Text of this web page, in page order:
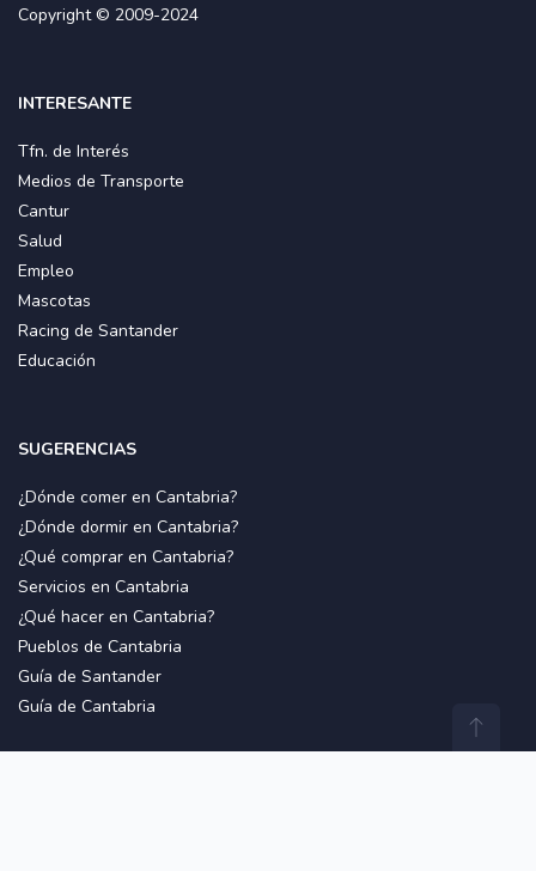
Copyright © 2009-2024
INTERESANTE
Tfn. de Interés
Medios de Transporte
Cantur
Salud
Empleo
Mascotas
Racing de Santander
Educación
SUGERENCIAS
¿Dónde comer en Cantabria?
¿Dónde dormir en Cantabria?
¿Qué comprar en Cantabria?
Servicios en Cantabria
¿Qué hacer en Cantabria?
Pueblos de Cantabria
Guía de Santander
Guía de Cantabria